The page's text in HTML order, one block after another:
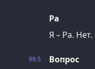
Ра
Я – Ра. Нет.
99.5
Вопрос